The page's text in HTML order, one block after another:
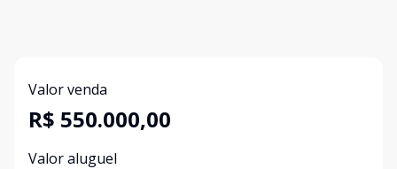
Valor venda
R$ 550.000,00
Valor aluguel